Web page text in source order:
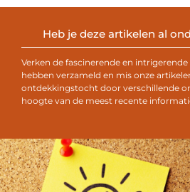
Heb je deze artikelen al
Verken de fascinerende en
hebben verzameld en mis onze
ontdekkingstocht door verschillende
hoogte van de meest recente